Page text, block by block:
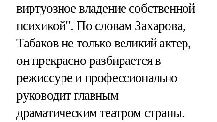
виртуозное владение собственной
психикой". По словам Захарова,
Табаков не только великий актер,
он прекрасно разбирается в
режиссуре и профессионально
руководит главным
драматическим театром страны.